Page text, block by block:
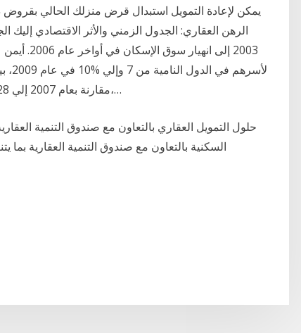
يمكن لإعادة التمويل استبدال قرض منزلك الحالي
الرهن العقاري: الجدول الزمني والأثر الاقتصادي
2003 إلى
مقارنة بعام 2007 إلي 328 مليار دولار، فهل تصدق توقعات البنك الدولي،…
حلول التمويل العقاري بالتعاون مع صندوق التنمية
السكنية بالتعاون مع صندوق التنمية العقارية بما يتناسب مع